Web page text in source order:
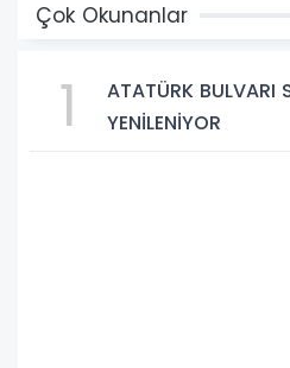
Çok Okunanlar
1
ATATÜRK BULVARI
YENİLENİYOR